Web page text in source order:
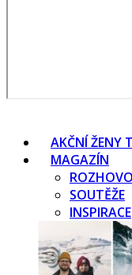
AKČNÍ ŽENY
MAGAZÍN
SOUTĚŽE
INSPIRACE